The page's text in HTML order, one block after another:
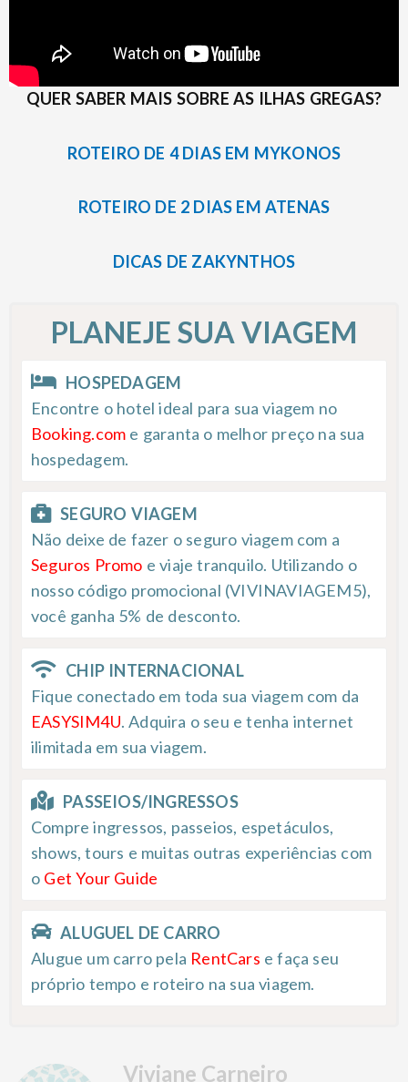
QUER SABER MAIS SOBRE AS ILHAS GREGAS?
ROTEIRO DE 4 DIAS EM MYKONOS
ROTEIRO DE 2 DIAS EM ATENAS
DICAS DE ZAKYNTHOS
PLANEJE SUA VIAGEM
HOSPEDAGEM
Encontre o hotel ideal para sua viagem no
Booking.com e garanta o melhor preço na sua
hospedagem.
SEGURO VIAGEM
Não deixe de fazer o seguro viagem com a
Seguros Promo e viaje tranquilo. Utilizando o
nosso código promocional (VIVINAVIAGEM5),
você ganha 5% de desconto.
CHIP INTERNACIONAL
Fique conectado em toda sua viagem com da
EASYSIM4U. Adquira o seu e tenha internet
ilimitada em sua viagem.
PASSEIOS/INGRESSOS
Compre ingressos, passeios, espetáculos,
shows, tours e muitas outras experiências com
o Get Your Guide
ALUGUEL DE CARRO
Alugue um carro pela RentCars e faça seu
próprio tempo e roteiro na sua viagem.
Viviane Carneiro